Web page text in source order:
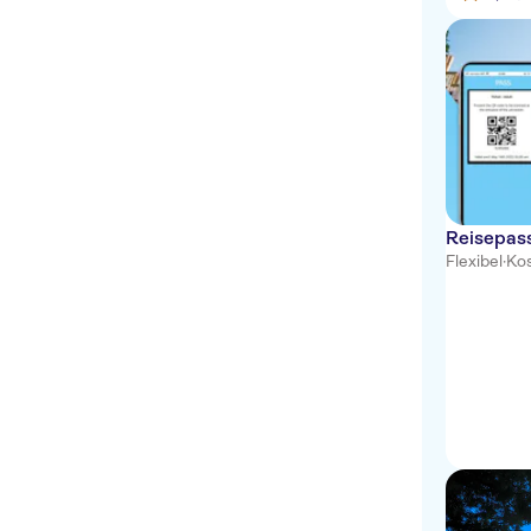
Flexibel·